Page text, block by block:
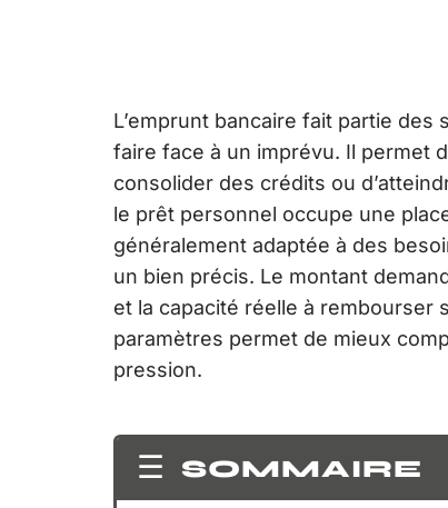
L’emprunt bancaire fait partie
faire face à un imprévu. Il permet
consolider des crédits ou
le prêt personnel occupe une
généralement adaptée à des
un bien précis. Le montant
et la capacité réelle à rembourser
paramètres permet de mieux
pression.
SOMMAIRE